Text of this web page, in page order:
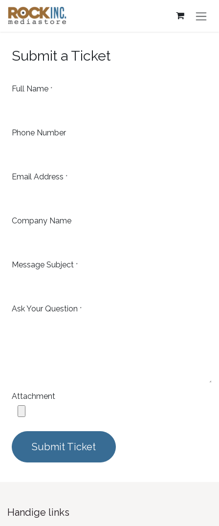
Overslaan naar inhoud
Submit a Ticket
Full Name *
Phone Number
Email Address *
Company Name
Message Subject *
Ask Your Question *
Attachment
Submit Ticket
Handige links